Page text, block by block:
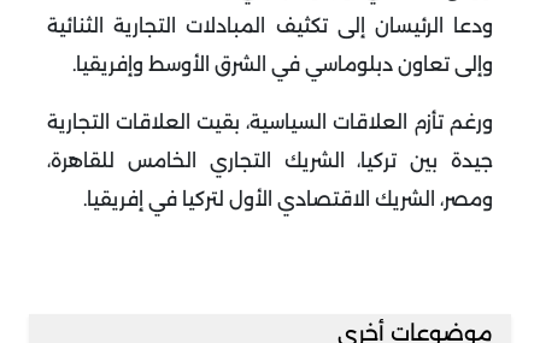
ودعا الرئيسان إلى تكثيف المبادلات التجارية الثنائية
وإلى تعاون دبلوماسي في الشرق الأوسط وإفريقيا.
ورغم تأزم العلاقات السياسية، بقيت العلاقات التجارية
جيدة بين تركيا، الشريك التجاري الخامس للقاهرة،
ومصر، الشريك الاقتصادي الأول لتركيا في إفريقيا.
موضوعات أخرى